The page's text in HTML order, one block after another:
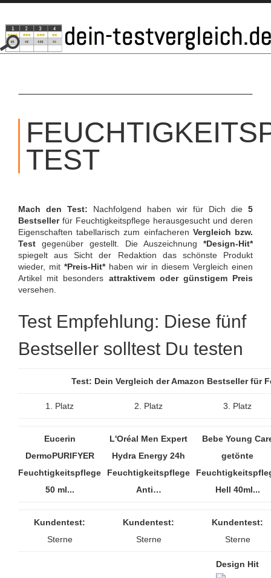
SKIP
CONTENT
TEST
Mach den Test: Nachfolgend haben wir für Dich die 5
Bestsellerfür Feuchtigkeitspflege herausgesucht und deren
Eigenschaften tabellarisch zum einfacheren Vergleich bzw.
Test gegenüber gestellt. Die Auszeichnung *Design-Hit*
spiegelt aus Sicht der Redaktion das schönste Produkt
wieder, mit *Preis-Hit*haben wir in diesem Vergleich einen
Artikel mit besonders attraktivem oder günstigem Preis
versehen.
Test Empfehlung: Diese fünf
Bestseller solltest Du testen
Test: Dein Vergleich der Amazon Bestseller für
1. Platz 2. Platz 3. Platz
Eucerin
DermoPURIFYER
Feuchtigkeitspflege
50 ml...
L'Oréal Men Expert
Hydra Energy 24h
Feuchtigkeitspflege
Anti…
Bebe Young
getönte
Hell 40ml...
Kundentest:
Sterne
Kundentest:
Sterne
Kundentest:
Sterne
Design Hit